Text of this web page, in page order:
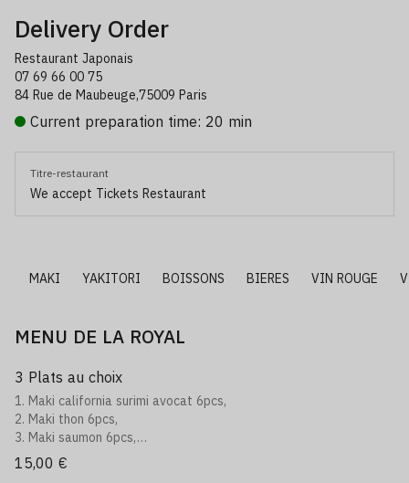
Delivery Order
Restaurant Japonais
07 69 66 00 75
84 Rue de Maubeuge,75009 Paris
Current preparation time: 20 min
Titre-restaurant
We accept Tickets Restaurant
MAKI YAKITORI BOISSONS BIERES VIN ROUGE
MENU DE LA ROYAL
3 Plats au choix
1. Maki california surimi avocat 6pcs,
2. Maki thon 6pcs,
3. Maki saumon 6pcs,
4. Maki concombre 6pcs,
5. Sashimi assortiment 5pcs,
15,00 €